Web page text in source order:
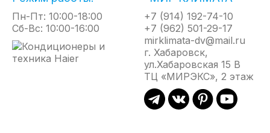
Пн-Пт: 10:00-18:00
Сб-Вс: 10:00-16:00
+7 (914) 192-74-10
+7 (962) 501-29-17
mirklimata-dv@mail.ru
г. Хабаровск,
ул.Хабаровская 15 В
ТЦ «МИРЭКС», 2 этаж